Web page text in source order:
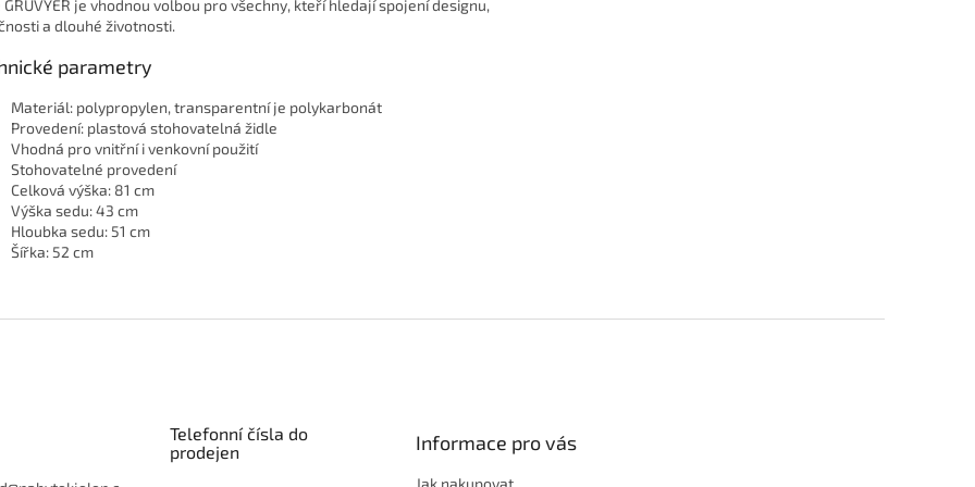
GRUVYER je vhodnou volbou pro všechny, kteří hledají spojení designu,
a dlouhé životnosti.
parametry
Materiál: polypropylen, transparentní je polykarbonát
Provedení: plastová stohovatelná židle
Vhodná pro vnitřní i venkovní použití
Stohovatelné provedení
Celková výška: 81 cm
Výška sedu: 43 cm
Hloubka sedu: 51 cm
Šířka: 52 cm
Telefonní čísla do
prodejen
Informace pro vás